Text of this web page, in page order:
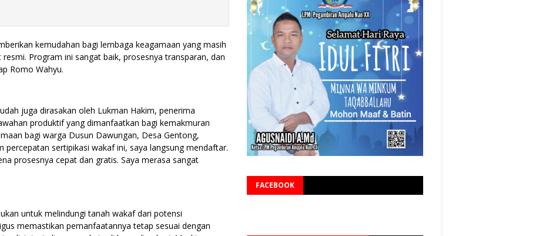
kemudahan bagi lembaga keagamaan yang masih
Program ini sangat baik, prosesnya transparan, dan
Romo Wahyu.
juga dirasakan oleh Lukman Hakim, penerima
produktif yang dimanfaatkan bagi kemakmuran
bagi warga Dusun Dawungan, Desa Gentong,
percepatan sertipikasi wakaf ini, saya langsung mendaftar.
prosesnya cepat dan gratis. Saya merasa sangat
untuk melindungi tanah wakaf dari potensi
memastikan pemanfaatannya tetap sesuai dengan
FACEBOOK